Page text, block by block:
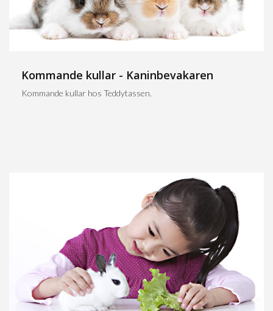
Kommande kullar - Kaninbevakaren
Kommande kullar hos Teddytassen.